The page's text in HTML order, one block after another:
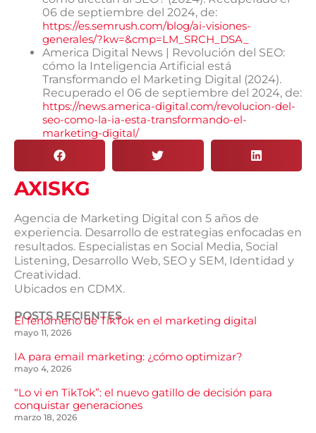
06 de septiembre del 2024, de:
https://es.semrush.com/blog/ai-visiones-
generales/?kw=&cmp=LM_SRCH_DSA_
America Digital News | Revolución del SEO:
cómo la Inteligencia Artificial está
Transformando el Marketing Digital (2024).
Recuperado el 06 de septiembre del 2024, de:
https://news.america-digital.com/revolucion-del-
seo-como-la-ia-esta-transformando-el-
marketing-digital/
AXISKG
Agencia de Marketing Digital con 5 años de
experiencia. Desarrollo de estrategias enfocadas en
resultados. Especialistas en Social Media, Social
Listening, Desarrollo Web, SEO y SEM, Identidad y
Creatividad.
Ubicados en CDMX.
POSTS RECIENTES
El fenómeno de TikTok en el marketing digital
mayo 11, 2026
IA para email marketing: ¿cómo optimizar?
mayo 4, 2026
“Lo vi en TikTok”: el nuevo gatillo de decisión para
conquistar generaciones
marzo 18, 2026